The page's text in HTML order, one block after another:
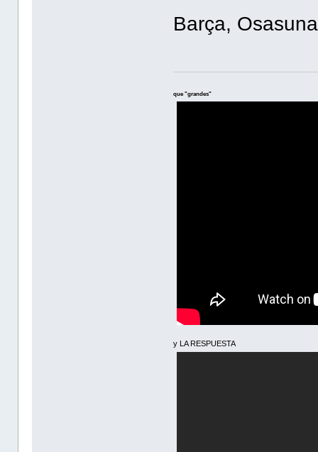
Barça,
que "grandes"
y LA RESPUESTA